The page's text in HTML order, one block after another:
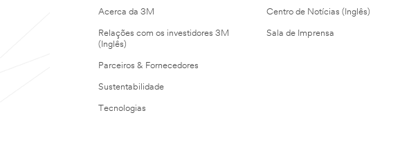
Acerca da 3M
Relações com os investidores 3M
(Inglês)
Parceiros & Fornecedores
Sustentabilidade
Tecnologias
Centro de Notícias (Inglês)
Sala de Imprensa